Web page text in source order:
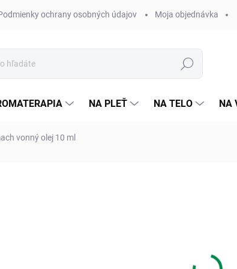
ochrany osobných údajov Moja objednávka
Hľadať
NA PLEŤ NA TELO NA
vonný olej 10 ml